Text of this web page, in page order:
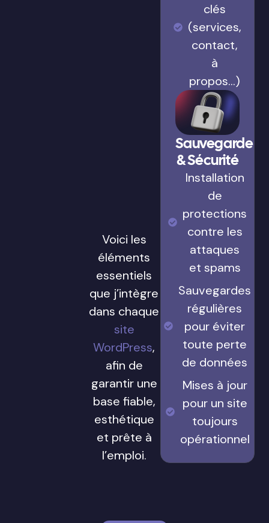
Voici les
éléments
essentiels
que j’intègre
dans chaque
site
WordPress,
afin de
garantir une
base fiable,
esthétique
et prête à
l’emploi.
clés
(services,
contact,
à
propos…)
Sauvegarde
& Sécurité
Installation
de
protections
contre les
attaques
et spams
Sauvegardes
régulières
pour éviter
toute perte
de données
Mises à jour
pour un site
toujours
opérationnel